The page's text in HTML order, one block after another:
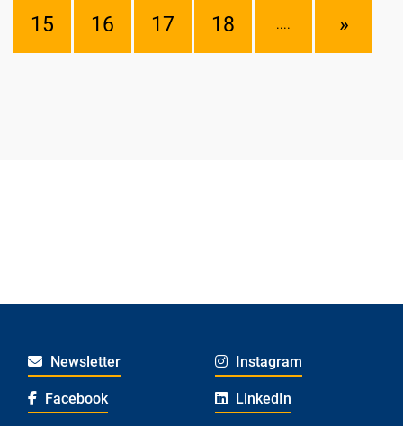
15 16 17 18 .... »
Newsletter Instagram
Facebook LinkedIn